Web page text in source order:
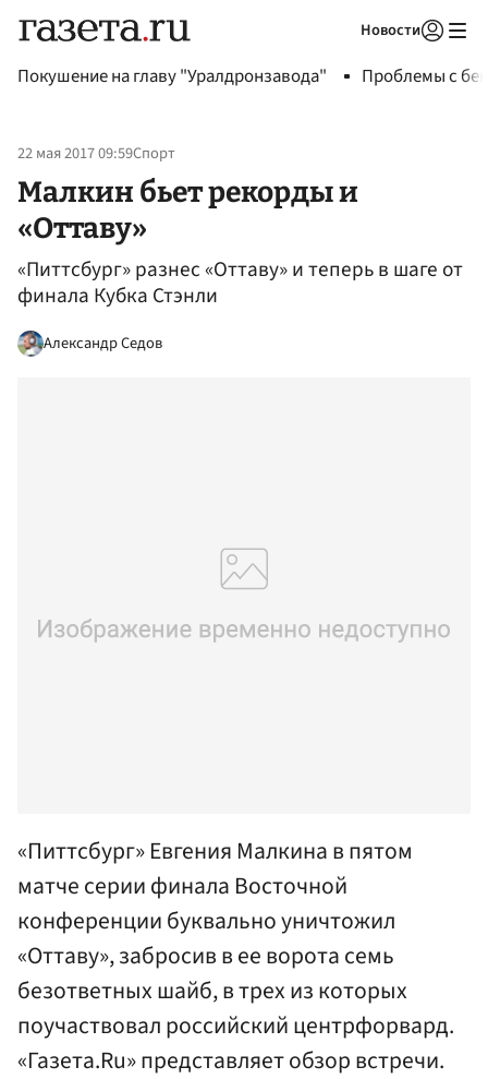
Новости
Покушение на главу "Уралдронзавода" Проблемы с
22 мая 2017 09:59Спорт
Малкин бьет рекорды и
«Оттаву»
«Питтсбург» разнес «Оттаву» и теперь в шаге от
финала Кубка Стэнли
Александр Седов
«Питтсбург» Евгения Малкина в пятом
матче серии финала Восточной
конференции буквально уничтожил
«Оттаву», забросив в ее ворота семь
безответных шайб, в трех из которых
поучаствовал российский центрфорвард.
«Газета.Ru» представляет обзор встречи.